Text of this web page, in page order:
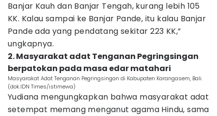
Banjar Kauh dan Banjar Tengah, kurang lebih 105
KK. Kalau sampai ke Banjar Pande, itu kalau Banjar
Pande ada yang pendatang sekitar 223 KK,”
ungkapnya.
2. Masyarakat adat Tenganan Pegringsingan
berpatokan pada masa edar matahari
Masyarakat Adat Tenganan Pegringsingan di Kabupaten Karangasem, Bali.
(dok.IDN Times/istimewa)
Yudiana mengungkapkan bahwa masyarakat adat
setempat memang menganut agama Hindu, sama